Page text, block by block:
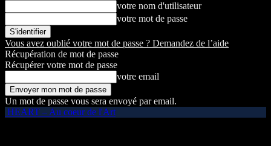
votre nom d'utilisateur
votre mot de passe
Vous avez oublié votre mot de passe ? Demandez de l’aide
Récupération de mot de passe
Récupérer votre mot de passe
votre email
Un mot de passe vous sera envoyé par email.
HEART – Au coeur de l'Art